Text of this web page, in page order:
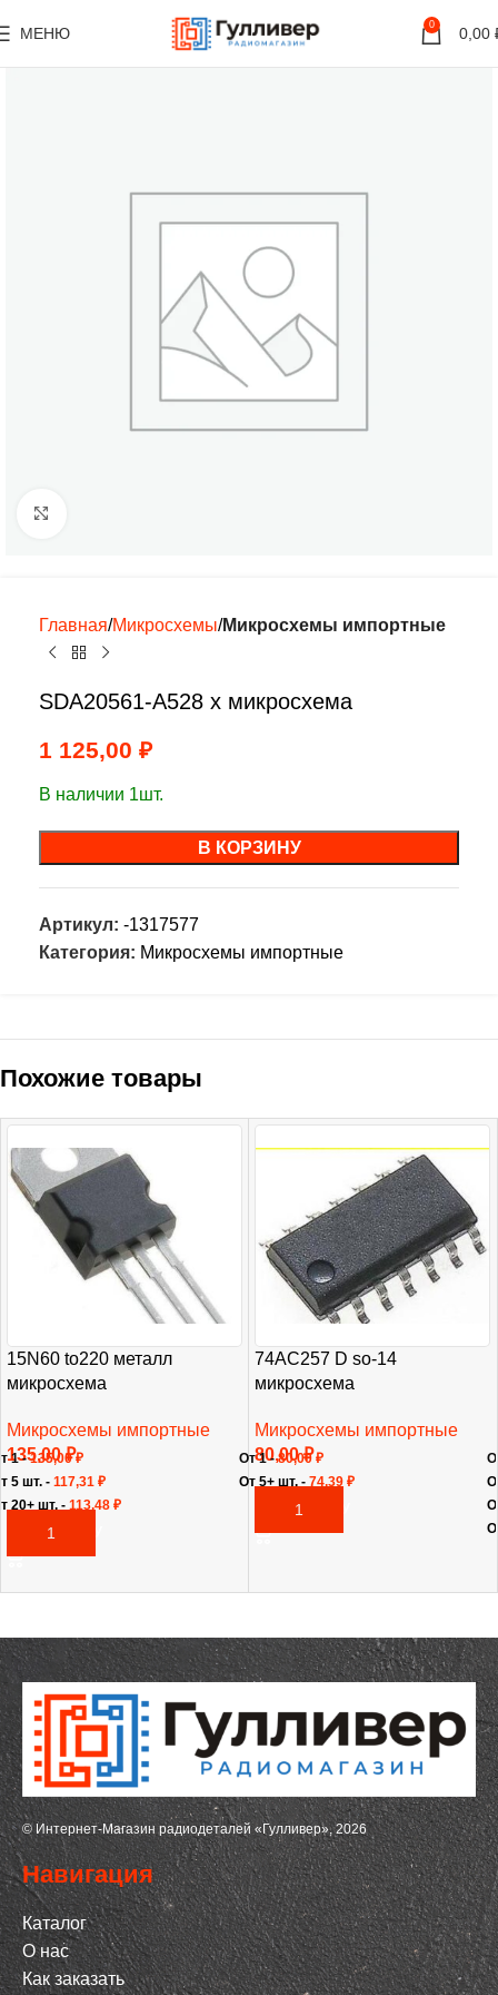
МЕНЮ 0 0,00
Главная Микросхемы Микросхемы импортные
SDA20561-A528 х микросхема
1 125,00 ₽
В наличии 1шт.
В КОРЗИНУ
Артикул: -1317577
Категория: Микросхемы импортные
Похожие товары
15N60 to220 металл
микросхема
Микросхемы импортные
135,00₽
В КОРЗИНУ
1 -135,00₽
5 шт. - 117,31 ₽
20+ шт. - 113,48 ₽
74AC257 D so-14
микросхема
Микросхемы импортные
80,00₽
В КОРЗИНУ
От 1 -80,00₽
От 5+ шт. - 74,39 ₽
© Интернет-Магазин радиодеталей «Гулливер», 2026
Навигация
Каталог
О нас
Как заказать